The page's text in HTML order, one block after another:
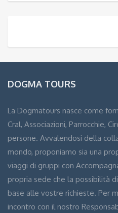
DOGMA TOURS
La Dogmatours nasce come
Cral, Associazioni, Parrocchie,
persone. Avvalendosi della
mondo, proponiamo sia una
viaggi di gruppi con
propria sede che la possibilità
base alle vostre richieste. Per
incontro con il nostro